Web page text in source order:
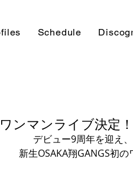
Schedule
ンマンライブ決定！
デビュー9周年を迎え
新生OSAKA翔GANGS初